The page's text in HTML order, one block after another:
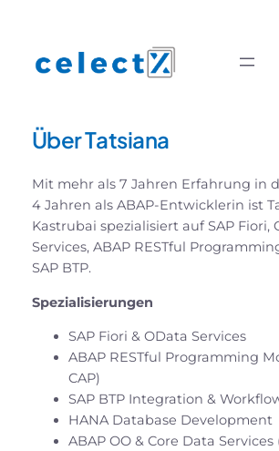
springen
Über Tatsiana
Mit mehr als 7 Jahren Erfahrung in
4 Jahren als ABAP-Entwicklerin ist
Kastrubai spezialisiert auf SAP Fiori,
Services, ABAP RESTful
SAP BTP.
Spezialisierungen
SAP Fiori & OData Services
ABAP RESTful Programming
CAP)
SAP BTP Integration &
HANA Database Development
ABAP OO & Core Data Services